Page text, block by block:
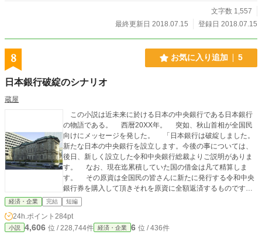
文字数 1,557
最終更新日 2018.07.15
登録日 2018.07.15
8 お気に入り追加 5
日本銀行破綻のシナリオ
蔵屋
この小説は近未来に於ける日本の中央銀行である日本銀行
の物語である。 西暦20XX年。 突如、秋山首相が全国民
向けにメッセージを発した。 「日本銀行は破綻しました。
新たな日本の中央銀行を設立します。今後の事については、
後日、新しく設立した令和中央銀行総裁よりご説明がありま
す。 なお、現在迄累積していた国の借金は凡て精算しま
す。 その原資は全国民の皆さんに新たに発行する令和中央
銀行券を購入して頂きそれを原資に全額返済するものです。
これらのスキームは凡て新たに設立する令和中央銀行が実
施します。 このテレビニュースやネットニュース等を視聴
した国民は驚きと不安に満ちたのであった。 この小説はフ
ィクションです。 この小説に登場する人物、団体等実在し
経済・企業 完結 短編
24h.ポイント 284pt
小説 4,606 位 / 228,744件 経済・企業 6 位 / 436件